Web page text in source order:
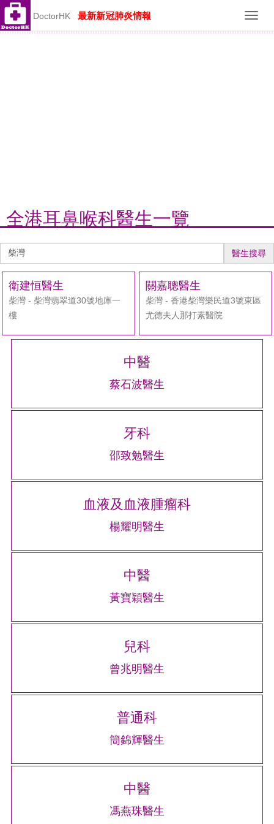
DoctorHK 最新新冠肺炎情報
全港耳鼻喉科醫生一覽
生
醫生搜尋
衛建恒醫生
柴灣 - 柴灣翡翠道30號地庫一
樓
關嘉聰醫生
柴灣 - 香港柴灣樂民道3號東區
尤德夫人那打素醫院
中醫
蔡石波醫生
牙科
邵致勉醫生
血液及血液腫瘤科
楊耀明醫生
中醫
黃寶穎醫生
兒科
曾兆明醫生
普通科
簡錦輝醫生
中醫
馮燕珠醫生